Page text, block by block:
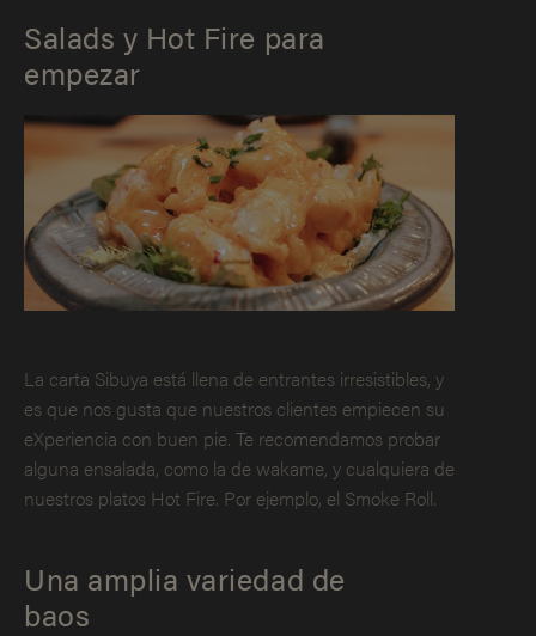
Salads y Hot Fire para
empezar
La carta Sibuya está llena de entrantes irresistibles, y
es que nos gusta que nuestros clientes empiecen su
eXperiencia con buen pie. Te recomendamos probar
alguna ensalada, como la de wakame, y cualquiera de
nuestros platos Hot Fire. Por ejemplo, el Smoke Roll.
Una amplia variedad de
baos